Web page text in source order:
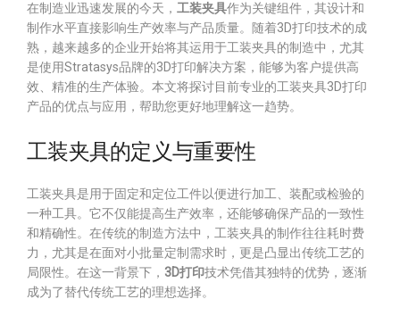
在制造业迅速发展的今天， 工装夹具作为关键组件，其设计和
制作水平直接影响生产效率与产品质量。随着3D打印技术的成
熟，越来越多的企业开始将其运用于工装夹具的制造中，尤其
是使用Stratasys品牌的3D打印解决方案，能够为客户提供高
效、精准的生产体验。本文将探讨目前专业的工装夹具3D打印
产品的优点与应用，帮助您更好地理解这一趋势。
工装夹具的定义与重要性
工装夹具是用于固定和定位工件以便进行加工、装配或检验的
一种工具。它不仅能提高生产效率，还能够确保产品的一致性
和精确性。在传统的制造方法中，工装夹具的制作往往耗时费
力，尤其是在面对小批量定制需求时，更是凸显出传统工艺的
局限性。在这一背景下， 3D打印技术凭借其独特的优势，逐渐
成为了替代传统工艺的理想选择。